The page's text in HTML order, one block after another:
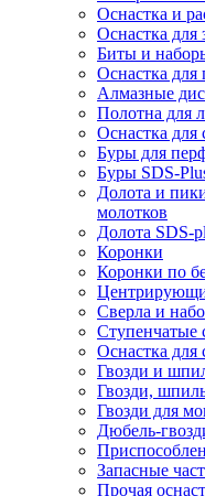
Оснастка и
Оснастка для
Биты и
Оснастка для
Алмазные
Полотна для
Оснастка для
Буры для
Буры SDS-
Долота и
молотков
Долота SDS-
Коронки
Коронки по
Сверла и
Ступенчатые
Оснастка для
Гвозди и
Гвозди,
Гвозди для
Дюбель-
Запасные
Прочая